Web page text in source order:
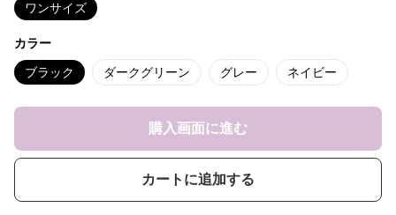
ワンサイズ
カラー
ブラック ダークグリーン グレー ネイビー
購入画面に進む
カートに追加する